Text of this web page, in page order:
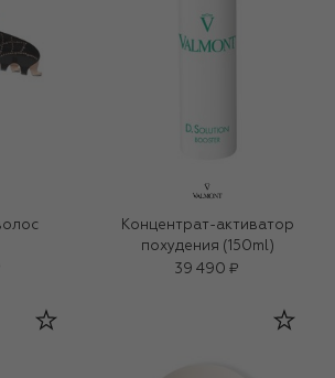
Концентрат-активатор
похудения (150ml)
39 490 ₽